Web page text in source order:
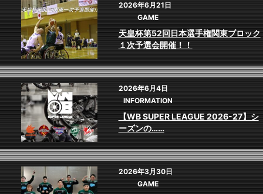
2026年6月21日
GAME
天皇杯第52回日本選手権関東ブロック
１次予選会開催！！
2026年6月4日
INFORMATION
【WB SUPER LEAGUE 2026-27】シ
ーズンの……
2026年3月30日
GAME